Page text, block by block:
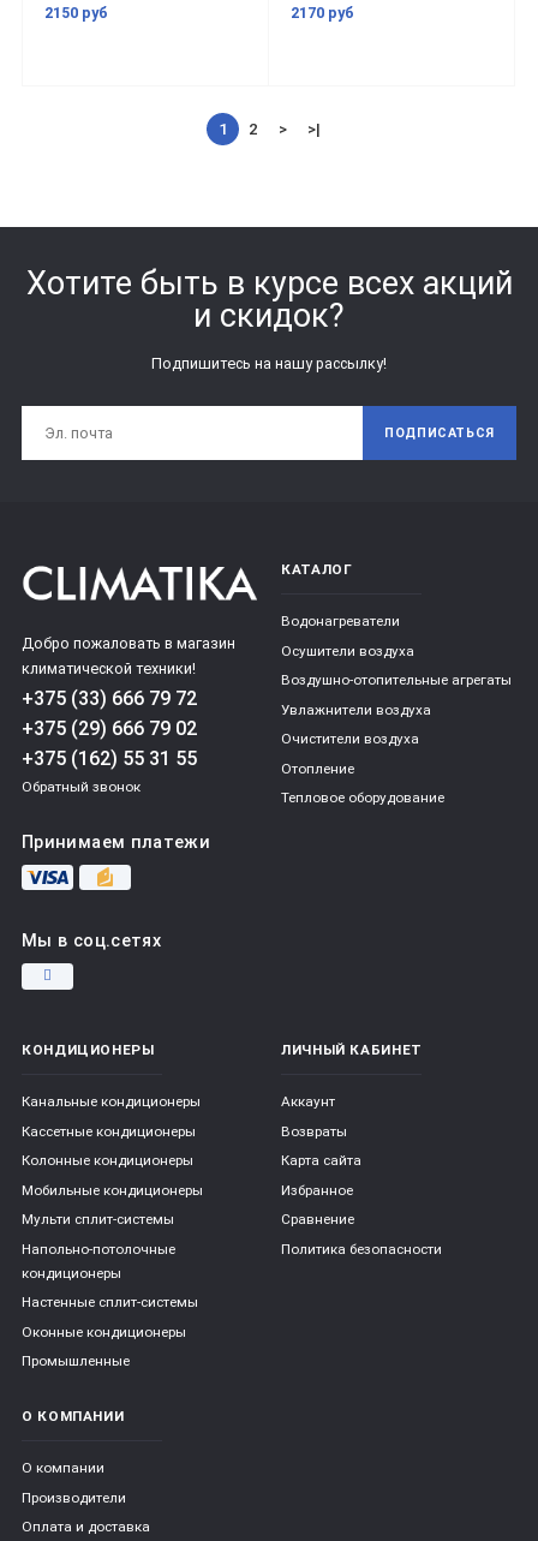
2150 руб 2170 руб
1 2 > >|
Хотите быть в курсе всех акций
и скидок?
Подпишитесь на нашу рассылку!
ПОДПИСАТЬСЯ
Добро пожаловать в магазин
климатической техники!
+375 (33) 666 79 72
+375 (29) 666 79 02
+375 (162) 55 31 55
Обратный звонок
Принимаем платежи
Мы в соц.сетях
КАТАЛОГ
Водонагреватели
Осушители воздуха
Воздушно-отопительные агрегаты
Увлажнители воздуха
Очистители воздуха
Отопление
Тепловое оборудование
КОНДИЦИОНЕРЫ
Канальные кондиционеры
Кассетные кондиционеры
Колонные кондиционеры
Мобильные кондиционеры
Мульти сплит-системы
Напольно-потолочные
кондиционеры
Настенные сплит-системы
Оконные кондиционеры
Промышленные
ЛИЧНЫЙ КАБИНЕТ
Аккаунт
Возвраты
Карта сайта
Избранное
Сравнение
Политика безопасности
О КОМПАНИИ
О компании
Производители
Оплата и доставка